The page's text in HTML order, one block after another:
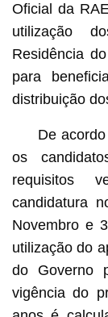
Oficial da
utilização
Residência
para
distribuição
De
os
requisitos
candidatura
Novembro e
utilização do
do Governo
vigência do